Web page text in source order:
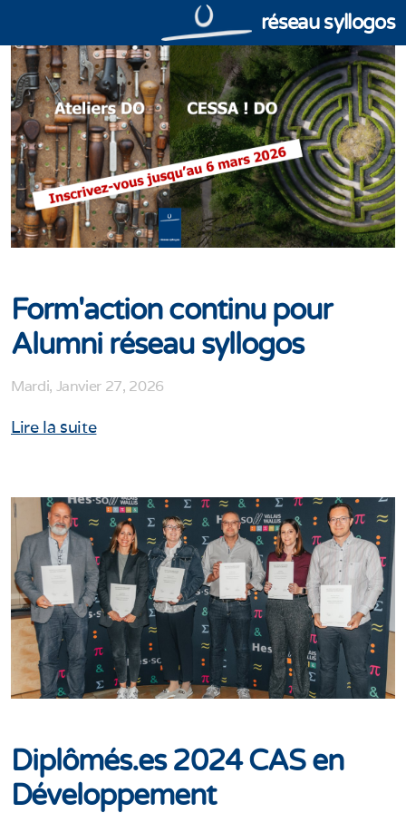
réseau syllogos
Form'action continu pour
Alumni réseau syllogos
Mardi, Janvier 27, 2026
Lire la suite
Diplômés.es 2024 CAS en
Développement